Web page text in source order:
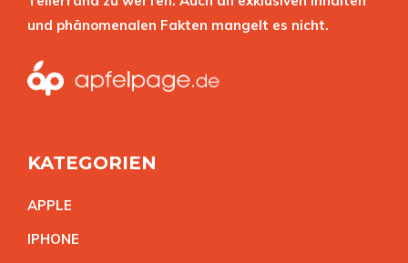
und phänomenalen Fakten mangelt es nicht.
KATEGORIEN
APPLE
IPHONE